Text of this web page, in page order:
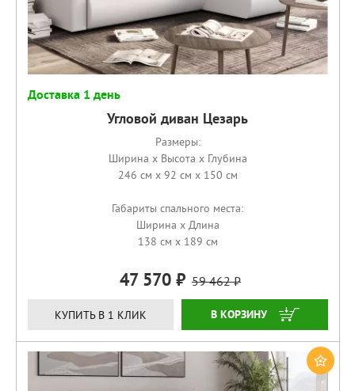
Доставка 1 день
Угловой диван Цезарь
Размеры:
Ширина x Высота x Глубина
246 см x 92 см x 150 см
Габариты спального места:
Ширина x Длина
138 см x 189 см
47 570 59 462
КУПИТЬ В 1 КЛИК КУПИТЬ